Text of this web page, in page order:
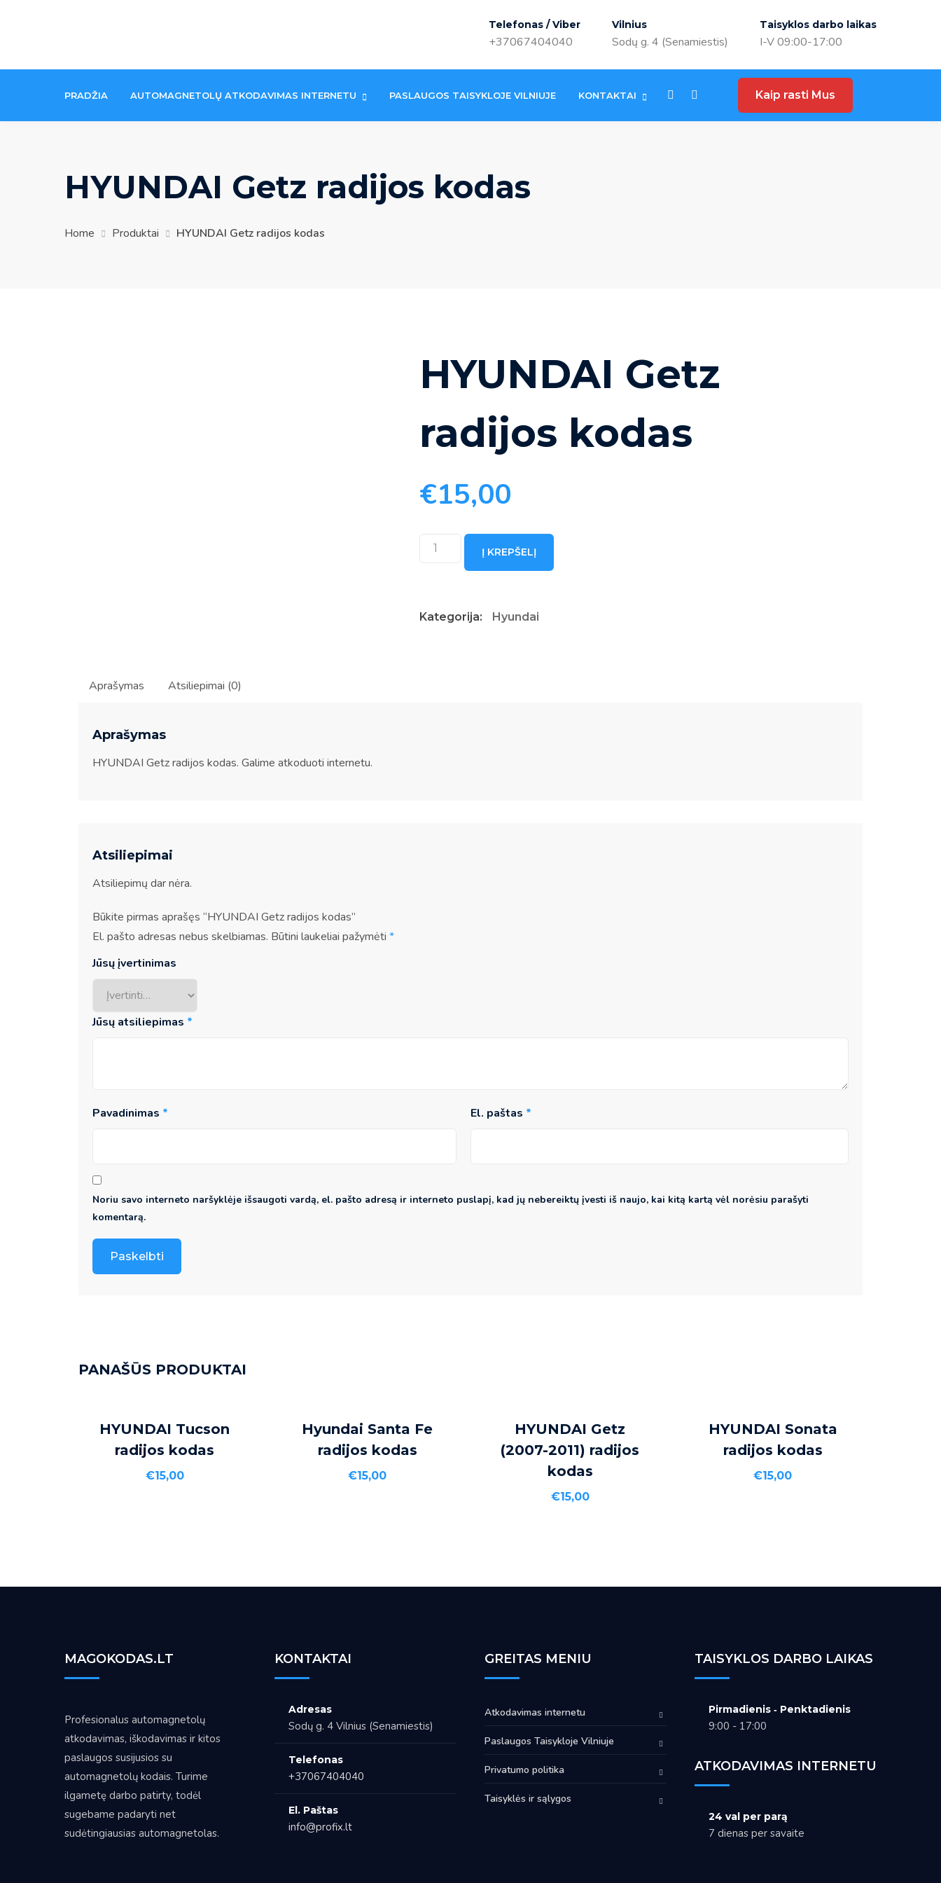
Telefonas / Viber
+37067404040
Vilnius
Sodų g. 4 (Senamiestis)
Taisyklos darbo laikas
I-V 09:00-17:00
PRADŽIA AUTOMAGNETOLŲ ATKODAVIMAS INTERNETU PASLAUGOS TAISYKLOJE VILNIUJE KONTAKTAI Kaip rasti Mus
HYUNDAI Getz radijos kodas
Home Produktai HYUNDAI Getz radijos kodas
HYUNDAI Getz
radijos kodas
€15,00
produkto
radijos
Į KREPŠELĮ
Kategorija: Hyundai
Aprašymas Atsiliepimai (0)
Aprašymas
HYUNDAI Getz radijos kodas. Galime atkoduoti internetu.
Atsiliepimai
Atsiliepimų dar nėra.
Būkite pirmas aprašęs “HYUNDAI Getz radijos kodas”
El. pašto adresas nebus skelbiamas. Būtini laukeliai pažymėti *
Jūsų įvertinimas
Jūsų atsiliepimas *
Pavadinimas * El. paštas *
Noriu savo interneto naršyklėje išsaugoti vardą, el. pašto adresą ir interneto puslapį, kad jų nebereiktų įvesti iš naujo, kai kitą kartą vėl norėsiu parašyti
komentarą.
PANAŠŪS PRODUKTAI
Į KREPŠELĮ
HYUNDAI Tucson
radijos kodas
€15,00
Į KREPŠELĮ
Hyundai Santa Fe
radijos kodas
€15,00
Į KREPŠELĮ
HYUNDAI Getz
(2007-2011) radijos
kodas
€15,00
Į KREPŠELĮ
HYUNDAI Sonata
radijos kodas
€15,00
MAGOKODAS.LT
Profesionalus automagnetolų
atkodavimas, iškodavimas ir kitos
paslaugos susijusios su
automagnetolų kodais. Turime
ilgametę darbo patirty, todėl
sugebame padaryti net
sudėtingiausias automagnetolas.
KONTAKTAI
Adresas
Sodų g. 4 Vilnius (Senamiestis)
Telefonas
+37067404040
El. Paštas
info@profix.lt
GREITAS MENIU
Atkodavimas internetu
Paslaugos Taisykloje Vilniuje
Privatumo politika
Taisyklės ir sąlygos
TAISYKLOS DARBO LAIKAS
Pirmadienis ‑ Penktadienis
9:00 - 17:00
ATKODAVIMAS INTERNETU
24 val per parą
7 dienas per savaite